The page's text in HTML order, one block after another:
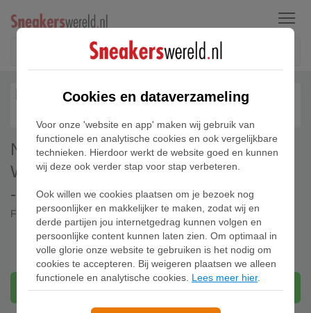
Menu
Nike Sportswear Tech Fleece
Windrunner Hoodie met rits voor heren
- Groen
FB7921-020
Bekijken
Cookies en dataverzameling
Voor onze 'website en app' maken wij gebruik van
functionele en analytische cookies en ook vergelijkbare
technieken. Hierdoor werkt de website goed en kunnen
wij deze ook verder stap voor stap verbeteren.
Ook willen we cookies plaatsen om je bezoek nog
persoonlijker en makkelijker te maken, zodat wij en
derde partijen jou internetgedrag kunnen volgen en
persoonlijke content kunnen laten zien. Om optimaal in
volle glorie onze website te gebruiken is het nodig om
cookies te accepteren. Bij weigeren plaatsen we alleen
functionele en analytische cookies. Lees meer hier.